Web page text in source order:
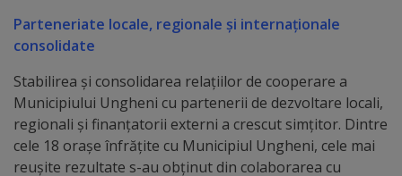
Licitații
Buget
și
Parteneriate locale, regionale și internaționale
consolidate
Stabilirea și consolidarea relațiilor de cooperare a
Municipiului Ungheni cu partenerii de dezvoltare locali,
regionali și finanțatorii externi a crescut simțitor. Dintre
cele 18 orașe înfrățite cu Municipiul Ungheni, cele mai
reușite rezultate s-au obținut din colaborarea cu